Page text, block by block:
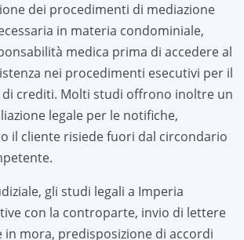
dei procedimenti di mediazione
in materia condominiale,
medica prima di accedere al
nei procedimenti esecutivi per il
crediti. Molti studi offrono inoltre un
legale per le notifiche,
il cliente risiede fuori dal circondario
gli studi legali a Imperia
con la controparte, invio di lettere
in mora, predisposizione di accordi